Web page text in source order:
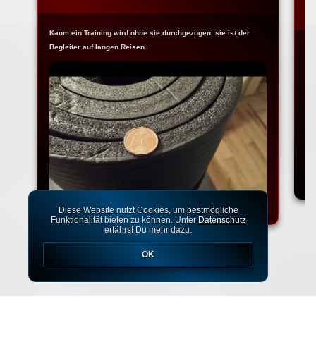
Kaum ein Training wird ohne sie durchgezogen, sie ist der
Begleiter auf langen Reisen…
Diese Website nutzt Cookies, um bestmögliche
Funktionalität bieten zu können. Unter Datenschutz
erfährst Du mehr dazu.
OK